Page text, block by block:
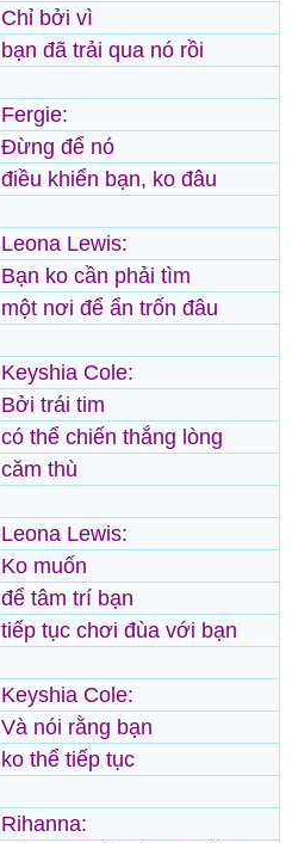
Chỉ bởi vì
bạn đã trải qua nó rồi
Fergie:
Đừng để nó
điều khiển bạn, ko đâu
Leona Lewis:
Bạn ko cần phải tìm
một nơi để ẩn trốn đâu
Keyshia Cole:
Bởi trái tim
có thể chiến thắng lòng
căm thù
Leona Lewis:
Ko muốn
để tâm trí bạn
tiếp tục chơi đùa với bạn
Keyshia Cole:
Và nói rằng bạn
ko thể tiếp tục
Rihanna: